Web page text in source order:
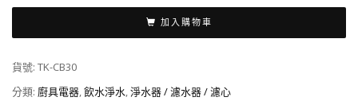
加入購物車
貨號: TK-CB30
分類: 廚具電器,飲水淨水,淨水器 / 濾水器 / 濾心